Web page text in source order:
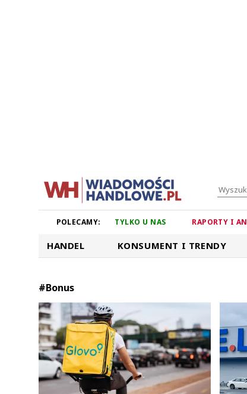
POLECAMY: TYLKO U NAS RAPORTY I
HANDEL KONSUMENT I TRENDY
#Bonus